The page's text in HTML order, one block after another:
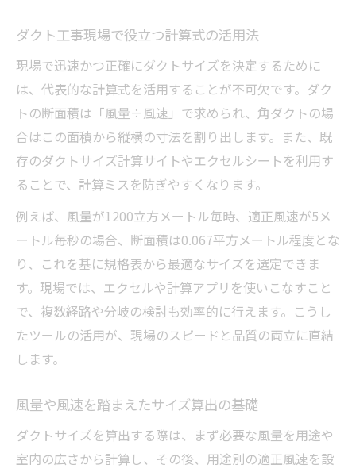
ダクト工事現場で役立つ計算式の活用法
現場で迅速かつ正確にダクトサイズを決定するために
は、代表的な計算式を活用することが不可欠です。ダク
トの断面積は「風量÷風速」で求められ、角ダクトの場
合はこの面積から縦横の寸法を割り出します。また、既
存のダクトサイズ計算サイトやエクセルシートを利用す
ることで、計算ミスを防ぎやすくなります。
例えば、風量が1200立方メートル毎時、適正風速が5メ
ートル毎秒の場合、断面積は0.067平方メートル程度とな
り、これを基に規格表から最適なサイズを選定できま
す。現場では、エクセルや計算アプリを使いこなすこと
で、複数経路や分岐の検討も効率的に行えます。こうし
たツールの活用が、現場のスピードと品質の両立に直結
します。
風量や風速を踏まえたサイズ算出の基礎
ダクトサイズを算出する際は、まず必要な風量を用途や
室内の広さから計算し、その後、用途別の適正風速を設